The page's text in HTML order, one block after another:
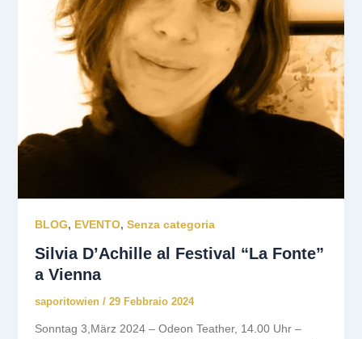
BLOG, EVENTO, Senza categoria
Silvia D’Achille al Festival “La Fonte”
a Vienna
saporitowien / 29 Febbraio 2024
Sonntag 3,März 2024 – Odeon Teather, 14.00 Uhr –